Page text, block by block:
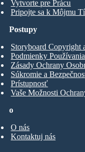
Vytvorte pre Prácu
Pripojte sa k Môjmu
o
O nás
Kontaktuj nás
Postupy
Storyboard Copyright
Podmienky Používania
Zásady Ochrany
Súkromie a
Prístupnosť
Vaše Možnosti